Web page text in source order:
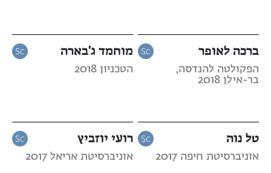
ברכה לאופר
הפקולטה להנדסה,
בר-אילן 2018
מוחמד ג'בארה
הטכניון 2018
טל נוה
אוניברסיטת חיפה 2017
רועי יוזביץ
אוניברסיטת אריאל 2017